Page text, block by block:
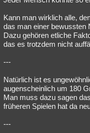
Kann man wirklich alle,
das man einer bewussten
Dazu gehören etliche
das es trotzdem nicht
---
Natürlich ist es
augenscheinlich um 180
Man muss dazu sagen
früheren Spielen hat da
---